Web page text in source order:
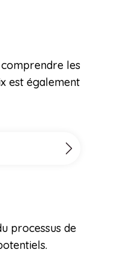
les
est également
processus de